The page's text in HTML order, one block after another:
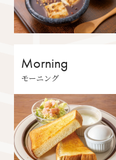
Morning
モーニング